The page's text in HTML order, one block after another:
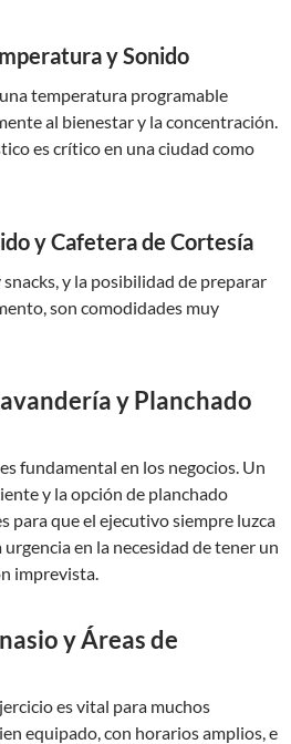
y Sonido
temperatura programable
al bienestar y la concentración.
es crítico en una ciudad como
y Cafetera de Cortesía
y la posibilidad de preparar
son comodidades muy
y Planchado
fundamental en los negocios. Un
y la opción de planchado
para que el ejecutivo siempre luzca
en la necesidad de tener un
imprevista.
y Áreas de
es vital para muchos
equipado, con horarios amplios, e